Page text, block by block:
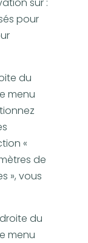
pour
du
menu
«
de
», vous
du
menu